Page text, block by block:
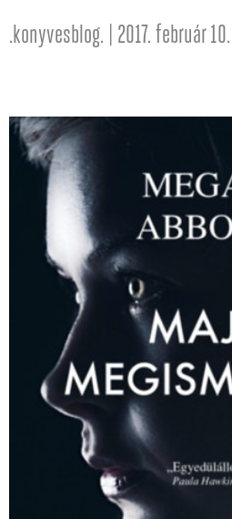
.konyvesblog. | 2017. február 10. |